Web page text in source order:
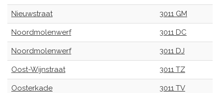
Nieuwstraat 3011 GM
Noordmolenwerf 3011 DC
Noordmolenwerf 3011 DJ
Oost-Wijnstraat 3011 TZ
Oosterkade 3011 TV